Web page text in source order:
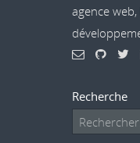
agence
Recherche